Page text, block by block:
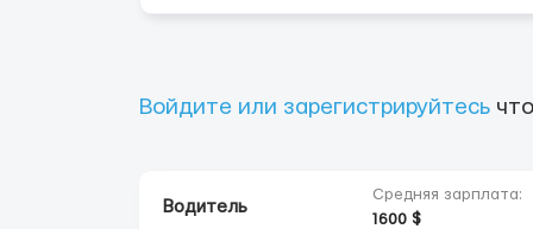
Войдите или зарегистрируйтесь
Водитель
Средняя зарплата:
1600 $